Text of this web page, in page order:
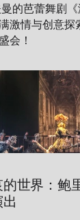
的芭蕾舞剧
激情与创意
会！
世界：鲍